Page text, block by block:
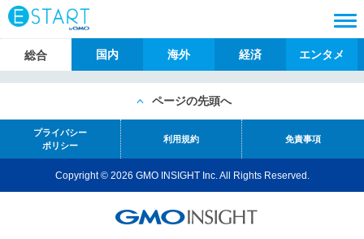
総合 国内 海外 経済 エンタメ
ページの先頭へ
プライバシー
ポリシー
利用規約 免責事項
Copyright © 2026 GMO INSIGHT Inc. All Rights Reserved.